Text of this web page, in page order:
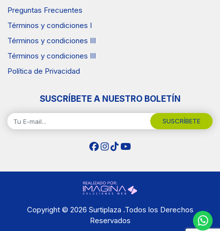
Preguntas Frecuentes
Términos y condiciones I
Términos y condiciones III
Términos y condiciones III
Política de Privacidad
SUSCRÍBETE A NUESTRO BOLETÍN
SUSCRÍBETE
Copyright © 2026 Surtiplaza .Todos los Derechos
Reservados